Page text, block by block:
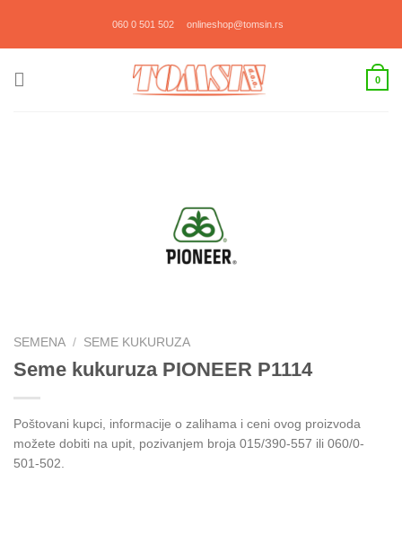
060 0 501 502 onlineshop@tomsin.rs
0
SEMENA / SEME KUKURUZA
Seme kukuruza PIONEER P1114
Poštovani kupci, informacije o zalihama i ceni ovog proizvoda
možete dobiti na upit, pozivanjem broja 015/390-557 ili 060/0-
501-502.